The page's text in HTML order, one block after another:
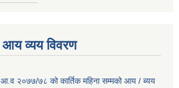
आय व्यय विवरण
आ.व २०७७/७८ को कार्तिक महिना सम्मको आय / ब्यय